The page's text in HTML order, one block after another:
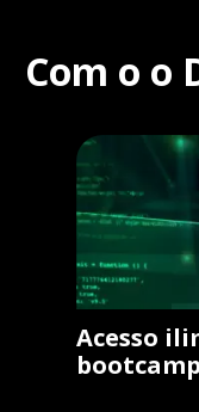
Com o o
Acesso